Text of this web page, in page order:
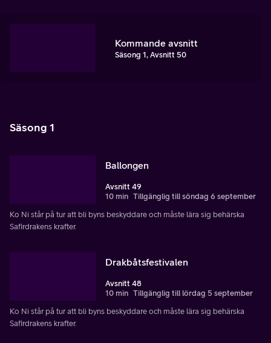
Kommande avsnitt
Säsong 1, Avsnitt 50
Säsong 1
Ballongen
Avsnitt 49
10 min Tillgänglig till söndag 6 september
Ko Ni står på tur att bli byns beskyddare och måste lära sig behärska
Safirdrakens krafter.
Drakbåtsfestivalen
Avsnitt 48
10 min Tillgänglig till lördag 5 september
Ko Ni står på tur att bli byns beskyddare och måste lära sig behärska
Safirdrakens krafter.